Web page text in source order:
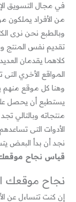
في مجال التسويق
من الأفراد يملكون
وبالطبع نحن نرى
تقديم نفس المنتج
كلاهما يقدمان
المواقع الأخري
وهنا كل موقع
يستطيع أن يحصل
منتجاته وبالتالي
الأدوات التى
نجد أن بدأ البعض
قياس نجاح موقعك
نجاح موقعك
إن كنت تتساءل عن